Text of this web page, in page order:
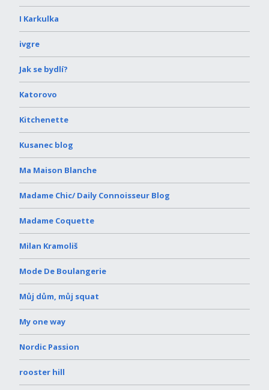
I Karkulka
ivgre
Jak se bydlí?
Katorovo
Kitchenette
Kusanec blog
Ma Maison Blanche
Madame Chic/ Daily Connoisseur Blog
Madame Coquette
Milan Kramoliš
Mode De Boulangerie
Můj dům, můj squat
My one way
Nordic Passion
rooster hill